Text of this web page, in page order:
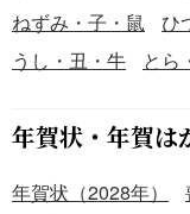
ねずみ・子・鼠
ひ
うし・丑・牛
とら
年賀状・年賀は
年賀状（2028年）